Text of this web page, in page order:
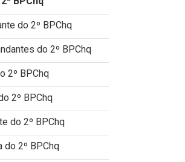
do 2º BPChq
do 2º BPChq
2º BPChq
2º BPChq
do 2º BPChq
do 2º BPChq